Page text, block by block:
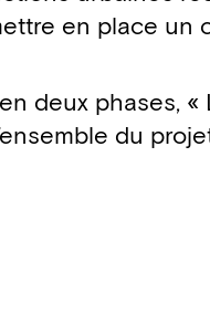
en place un
deux phases,
du